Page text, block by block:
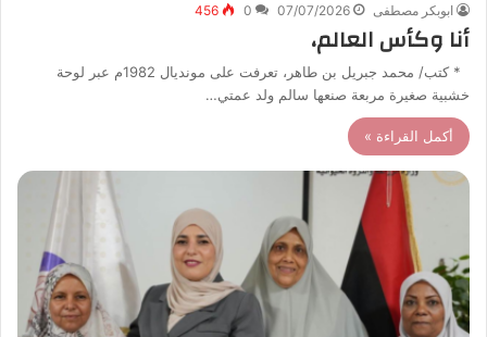
ابوبكر مصطفى 07/07/2026
0
456
أنا وكأس العالم،
* كتب/ محمد جبريل بن طاهر، تعرفت على مونديال 1982م عبر لوحة
خشبية صغيرة مربعة صنعها سالم ولد عمتي…
أكمل القراءة »